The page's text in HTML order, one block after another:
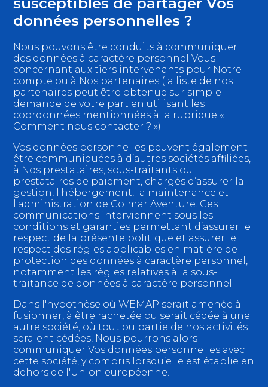
susceptibles de partager Vos
données personnelles ?
Nous pouvons être conduits à communiquer
des données à caractère personnel Vous
concernant aux tiers intervenants pour Notre
compte ou à Nos partenaires (la liste de nos
partenaires peut être obtenue sur simple
demande de votre part en utilisant les
coordonnées mentionnées à la rubrique «
Comment nous contacter ? »).
Vos données personnelles peuvent également
être communiquées à d’autres sociétés affiliées,
à Nos prestataires, sous-traitants ou
prestataires de paiement, chargés d’assurer la
gestion, l'hébergement, la maintenance et
l'administration de Colmar Aventure. Ces
communications interviennent sous les
conditions et garanties permettant d’assurer le
respect de la présente politique et assurer le
respect des règles applicables en matière de
protection des données à caractère personnel,
notamment les règles relatives à la sous-
traitance de données à caractère personnel.
Dans l'hypothèse où WEMAP serait amenée à
fusionner, à être rachetée ou serait cédée à une
autre société, où tout ou partie de nos activités
seraient cédées, Nous pourrons alors
communiquer Vos données personnelles avec
cette société, y compris lorsqu’elle est établie en
dehors de l'Union européenne.